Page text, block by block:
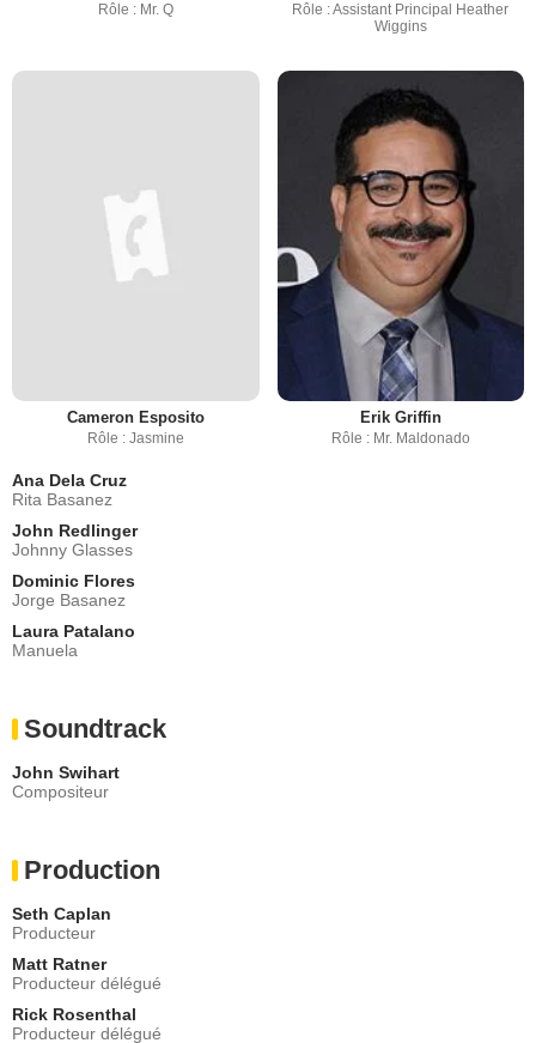
Rôle : Mr. Q
Rôle : Assistant Principal Heather
Wiggins
Cameron Esposito
Rôle : Jasmine
Erik Griffin
Rôle : Mr. Maldonado
Ana Dela Cruz
Rita Basanez
John Redlinger
Johnny Glasses
Dominic Flores
Jorge Basanez
Laura Patalano
Manuela
Soundtrack
John Swihart
Compositeur
Production
Seth Caplan
Producteur
Matt Ratner
Producteur délégué
Rick Rosenthal
Producteur délégué